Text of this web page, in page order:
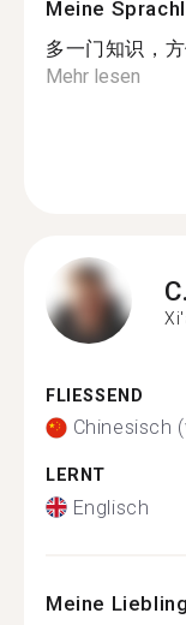
Meine
多一门知识，
Mehr lesen
C.
FLIESSEND
Chinesisch
LERNT
Englisch
Meine